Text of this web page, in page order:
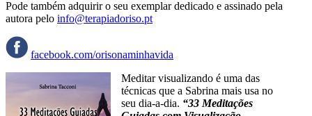
Pode também adquirir o seu exemplar dedicado e assinado pela
autora pelo info@terapiadoriso.pt
facebook.com/orisonaminhavida
Meditar visualizando é uma das
técnicas que a Sabrina mais usa no
seu dia-a-dia. “33 Meditações